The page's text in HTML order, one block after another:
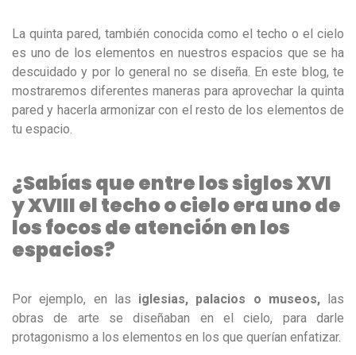
La quinta pared, también conocida como el techo o el cielo
es uno de los elementos en nuestros espacios que se ha
descuidado y por lo general no se diseña. En este blog, te
mostraremos diferentes maneras para aprovechar la quinta
pared y hacerla armonizar con el resto de los elementos de
tu espacio.
¿Sabías que entre los siglos XVI
y XVIII el techo o cielo era uno de
los focos de atención en los
espacios?
Por ejemplo, en las iglesias, palacios o museos,las
obras de arte se diseñaban en el cielo, para darle
protagonismo a los elementos en los que querían enfatizar.